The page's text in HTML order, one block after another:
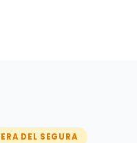
DEL SEGURA